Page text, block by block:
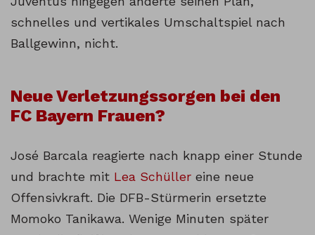
schnelles und vertikales Umschaltspiel nach
Ballgewinn, nicht.
Neue Verletzungssorgen bei den
FC Bayern Frauen?
José Barcala reagierte nach knapp einer Stunde
und brachte mit Lea Schüller eine neue
Offensivkraft. Die DFB-Stürmerin ersetzte
Momoko Tanikawa. Wenige Minuten später